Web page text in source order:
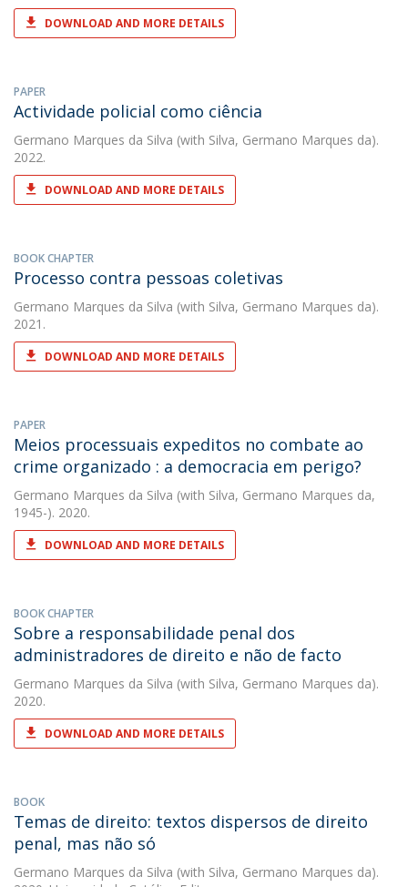
DOWNLOAD AND MORE DETAILS
PAPER
Actividade policial como ciência
Germano Marques da Silva (with Silva, Germano Marques da).
2022.
DOWNLOAD AND MORE DETAILS
BOOK CHAPTER
Processo contra pessoas coletivas
Germano Marques da Silva (with Silva, Germano Marques da).
2021.
DOWNLOAD AND MORE DETAILS
PAPER
Meios processuais expeditos no combate ao
crime organizado : a democracia em perigo?
Germano Marques da Silva (with Silva, Germano Marques da,
1945-). 2020.
DOWNLOAD AND MORE DETAILS
BOOK CHAPTER
Sobre a responsabilidade penal dos
administradores de direito e não de facto
Germano Marques da Silva (with Silva, Germano Marques da).
2020.
DOWNLOAD AND MORE DETAILS
BOOK
Temas de direito: textos dispersos de direito
penal, mas não só
Germano Marques da Silva (with Silva, Germano Marques da).